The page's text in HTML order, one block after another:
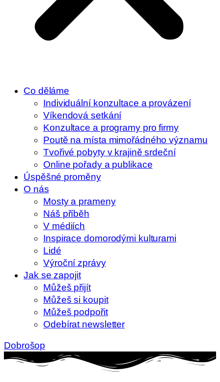
Co děláme
Individuální konzultace a provázení
Víkendová setkání
Konzultace a programy pro firmy
Poutě na místa mimořádného významu
Tvořivé pobyty v krajině srdeční
Online pořady a publikace
Úspěšné proměny
O nás
Mosty a prameny
Náš příběh
V médiích
Inspirace domorodými kulturami
Lidé
Výroční zprávy
Jak se zapojit
Můžeš přijít
Můžeš si koupit
Můžeš podpořit
Odebírat newsletter
Dobrošop